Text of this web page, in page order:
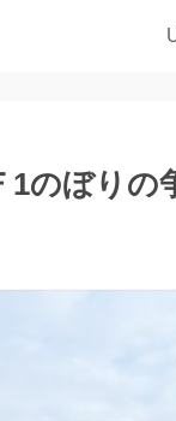
1のぼり